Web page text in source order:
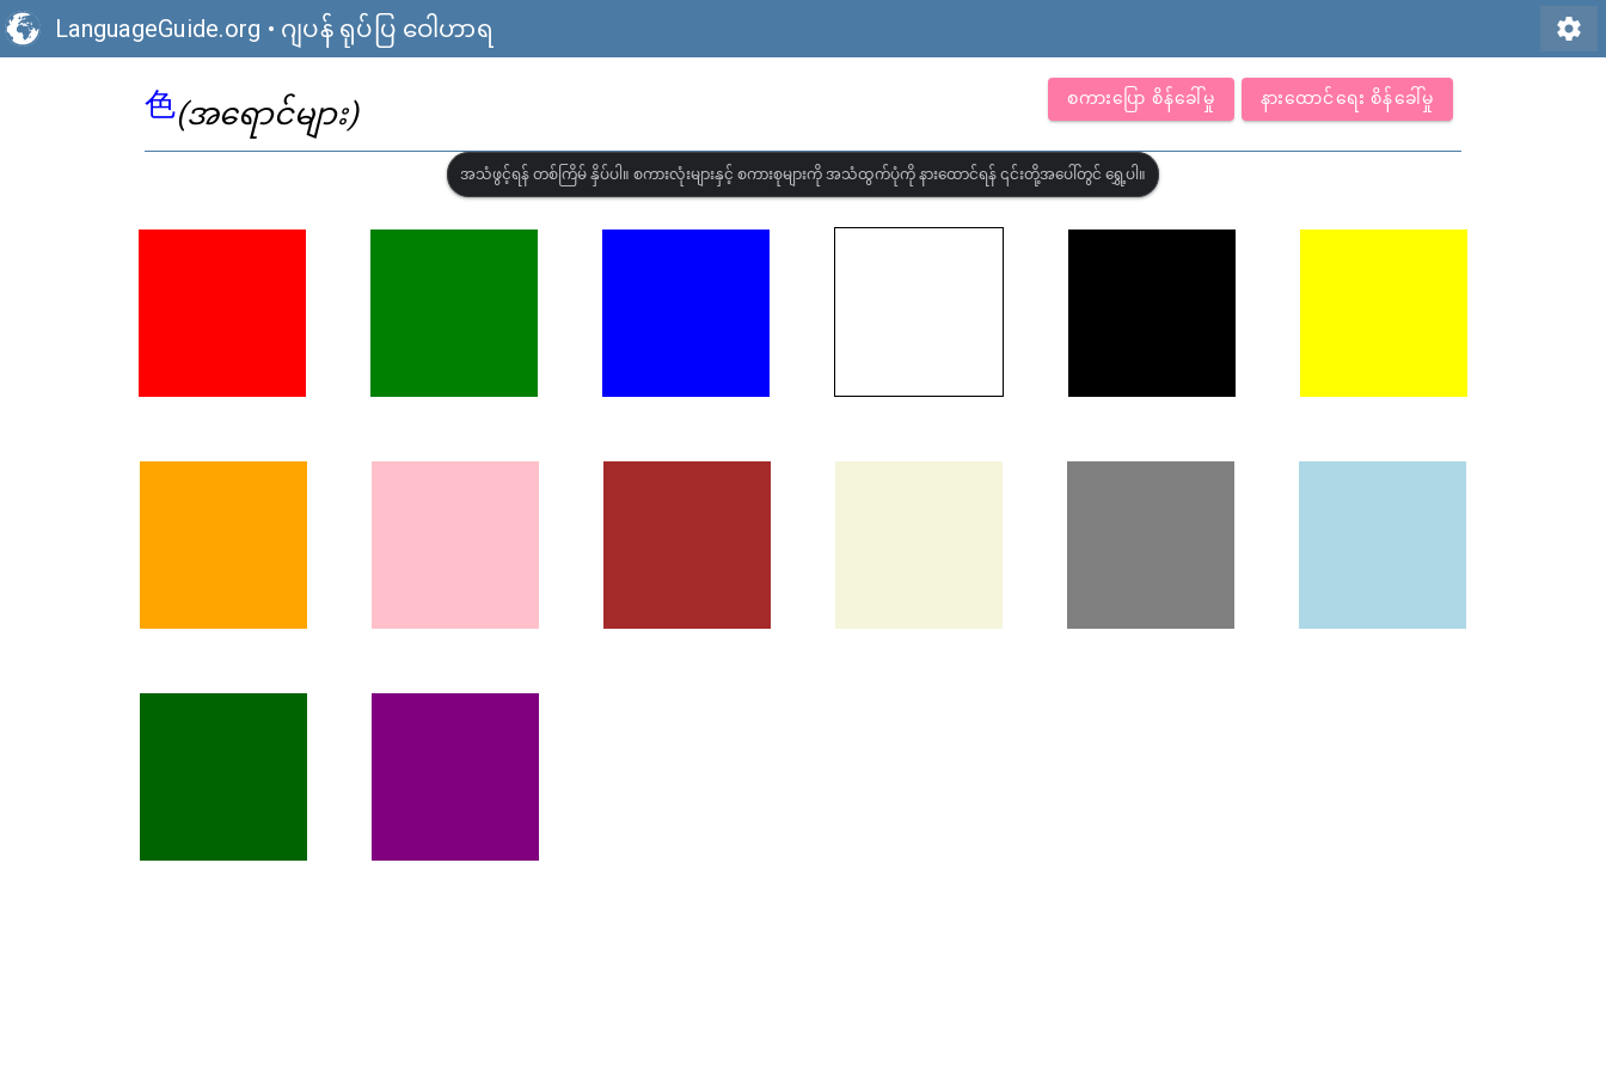
LanguageGuide.org • ဂျပန် ရုပ်ပြ ဝေါဟာရ settings
色(အရောင်များ) စကားပြော စိန်ခေါ်မှု နားထောင်ရေး စိန်ခေါ်မှု
အသံဖွင့်ရန် တစ်ကြိမ် နှိပ်ပါ။ စကားလုံးများနှင့် စကားစုများကို အသံထွက်ပုံကို နားထောင်ရန် ၎င်းတို့အပေါ်တွင် ရွှေ့ပါ။